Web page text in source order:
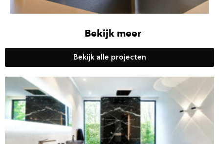
Bekijk meer
Bekijk alle projecten